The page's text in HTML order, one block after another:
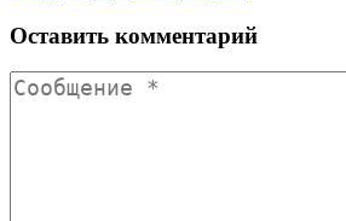
Оставить комментарий